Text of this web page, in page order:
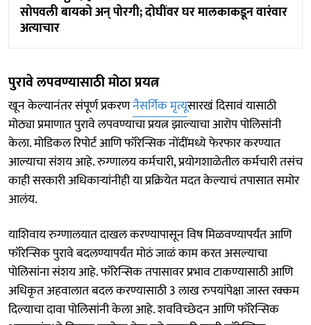
सोपवली बायको अन् पोरगी; दोघींवर घर मालकाकडून वारंवार
अत्याचार
पुरावे लपवण्यासाठी मोठा प्रयत्न
खून केल्यानंतर संपूर्ण प्रकरणनैसर्गिक मृत्यूसारखं दिसावं यासाठी
मोठ्या प्रमाणात पुरावे लपवण्याचा प्रयत्न झाल्याचा आरोप पोलिसांनी
केला. मोडिकल रिपोर्ट आणि फॉरेन्सिक नोंदींमध्ये फेरफार करण्यात
आल्याचा संशय आहे. रुग्णालय कर्मचारी, प्रयोगशाळेतील कर्मचारी तसंच
काही सरकारी अधिकाऱ्यांनीही या प्रक्रियेत मदत केल्याचं तपासात समोर
आलंय.
याशिवाय रुग्णालयात दाखल करण्यापासून विष मिळवण्यापर्यंत आणि
फॉरेन्सिक पुरावे बदलण्यापर्यंत मोठं जाळं काम करत असल्याचा
पोलिसांना संशय आहे. फॉरेन्सिक तपासावर प्रभाव टाकण्यासाठी आणि
अधिकृत अहवालात बदल करण्यासाठी 3 लाख रुपयांपेक्षा जास्त रक्कम
दिल्याचा दावा पोलिसांनी केला आहे. शवविच्छेदन आणि फॉरेन्सिक